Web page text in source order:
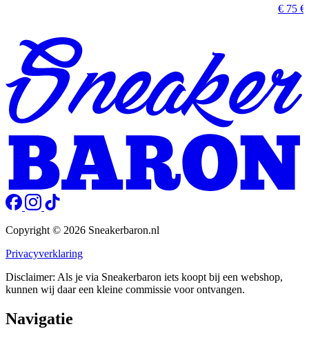
€ 75 €
Copyright © 2026 Sneakerbaron.nl
Privacyverklaring
Disclaimer: Als je via Sneakerbaron iets koopt bij een webshop,
kunnen wij daar een kleine commissie voor ontvangen.
Navigatie